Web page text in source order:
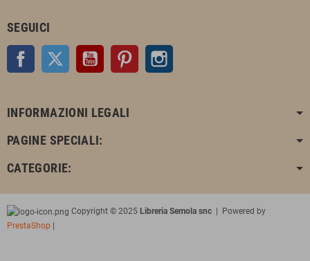
SEGUICI
Facebook Twitter YouTube Pinterest
INFORMAZIONI LEGALI
PAGINE SPECIALI:
CATEGORIE:
Copyright © 2025 Libreria Semola snc | Powered by
PrestaShop |